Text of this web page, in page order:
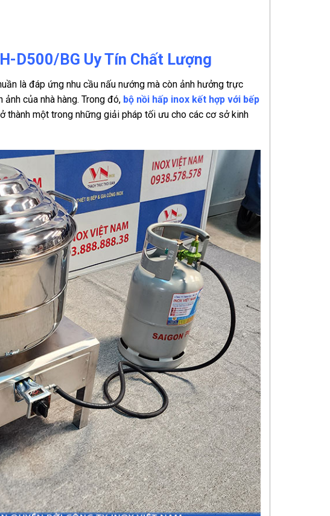
D500/BG Uy Tín Chất Lượng
là đáp ứng nhu cầu nấu nướng mà còn ảnh hưởng trực
của nhà hàng. Trong đó, bộ nồi hấp inox kết hợp với bếp
thành một trong những giải pháp tối ưu cho các cơ sở kinh